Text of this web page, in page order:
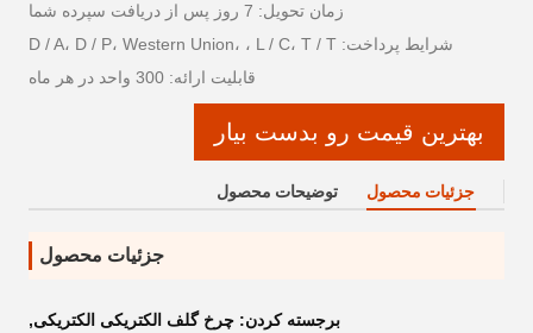
زمان تحویل: 7 روز پس از دریافت سپرده شما
شرایط پرداخت: D / A، D / P، Western Union، ، L / C، T / T
قابلیت ارائه: 300 واحد در هر ماه
بهترین قیمت رو بدست بیار
جزئیات محصول توضیحات محصول
جزئیات محصول
برجسته کردن: چرخ گلف الکتریکی الکتریکی,